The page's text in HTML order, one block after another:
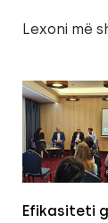
Lexoni më
Efikasiteti